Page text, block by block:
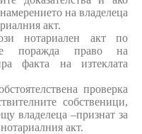
на владелеца
акт.
нотариален акт по
не поражда право на
факта на изтеклата
проверка
собственици,
владелеца –признат за
акт.